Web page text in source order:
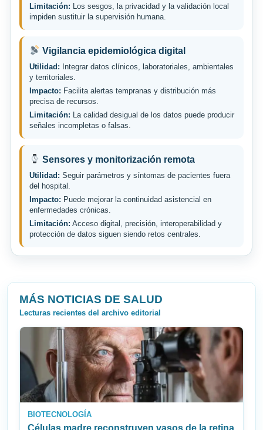
Limitación: Los sesgos, la privacidad y la validación local
impiden sustituir la supervisión humana.
Vigilancia epidemiológica digital
Utilidad: Integrar datos clínicos, laboratoriales, ambientales
y territoriales.
Impacto: Facilita alertas tempranas y distribución más
precisa de recursos.
Limitación: La calidad desigual de los datos puede producir
señales incompletas o falsas.
Sensores y monitorización remota
Utilidad: Seguir parámetros y síntomas de pacientes fuera
del hospital.
Impacto: Puede mejorar la continuidad asistencial en
enfermedades crónicas.
Limitación: Acceso digital, precisión, interoperabilidad y
protección de datos siguen siendo retos centrales.
MÁS NOTICIAS DE SALUD
Lecturas recientes del archivo editorial
BIOTECNOLOGÍA
Células madre reconstruyen vasos de la retina